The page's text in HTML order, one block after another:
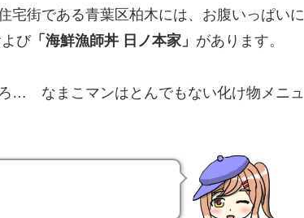
宅街である青葉区柏木には、お腹いっぱいに
び「海鮮漁師丼 日ノ本家」 があります。
… なまこマンはとんでもない化け物メニュ